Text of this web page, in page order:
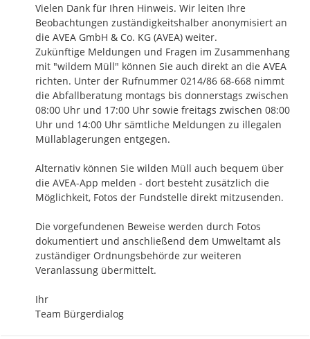
Vielen Dank für Ihren Hinweis. Wir leiten Ihre
Beobachtungen zuständigkeitshalber anonymisiert an
die AVEA GmbH & Co. KG (AVEA) weiter.
Zukünftige Meldungen und Fragen im Zusammenhang
mit "wildem Müll" können Sie auch direkt an die AVEA
richten. Unter der Rufnummer 0214/86 68-668 nimmt
die Abfallberatung montags bis donnerstags zwischen
08:00 Uhr und 17:00 Uhr sowie freitags zwischen 08:00
Uhr und 14:00 Uhr sämtliche Meldungen zu illegalen
Müllablagerungen entgegen.
Alternativ können Sie wilden Müll auch bequem über
die AVEA-App melden - dort besteht zusätzlich die
Möglichkeit, Fotos der Fundstelle direkt mitzusenden.
Die vorgefundenen Beweise werden durch Fotos
dokumentiert und anschließend dem Umweltamt als
zuständiger Ordnungsbehörde zur weiteren
Veranlassung übermittelt.
Ihr
Team Bürgerdialog